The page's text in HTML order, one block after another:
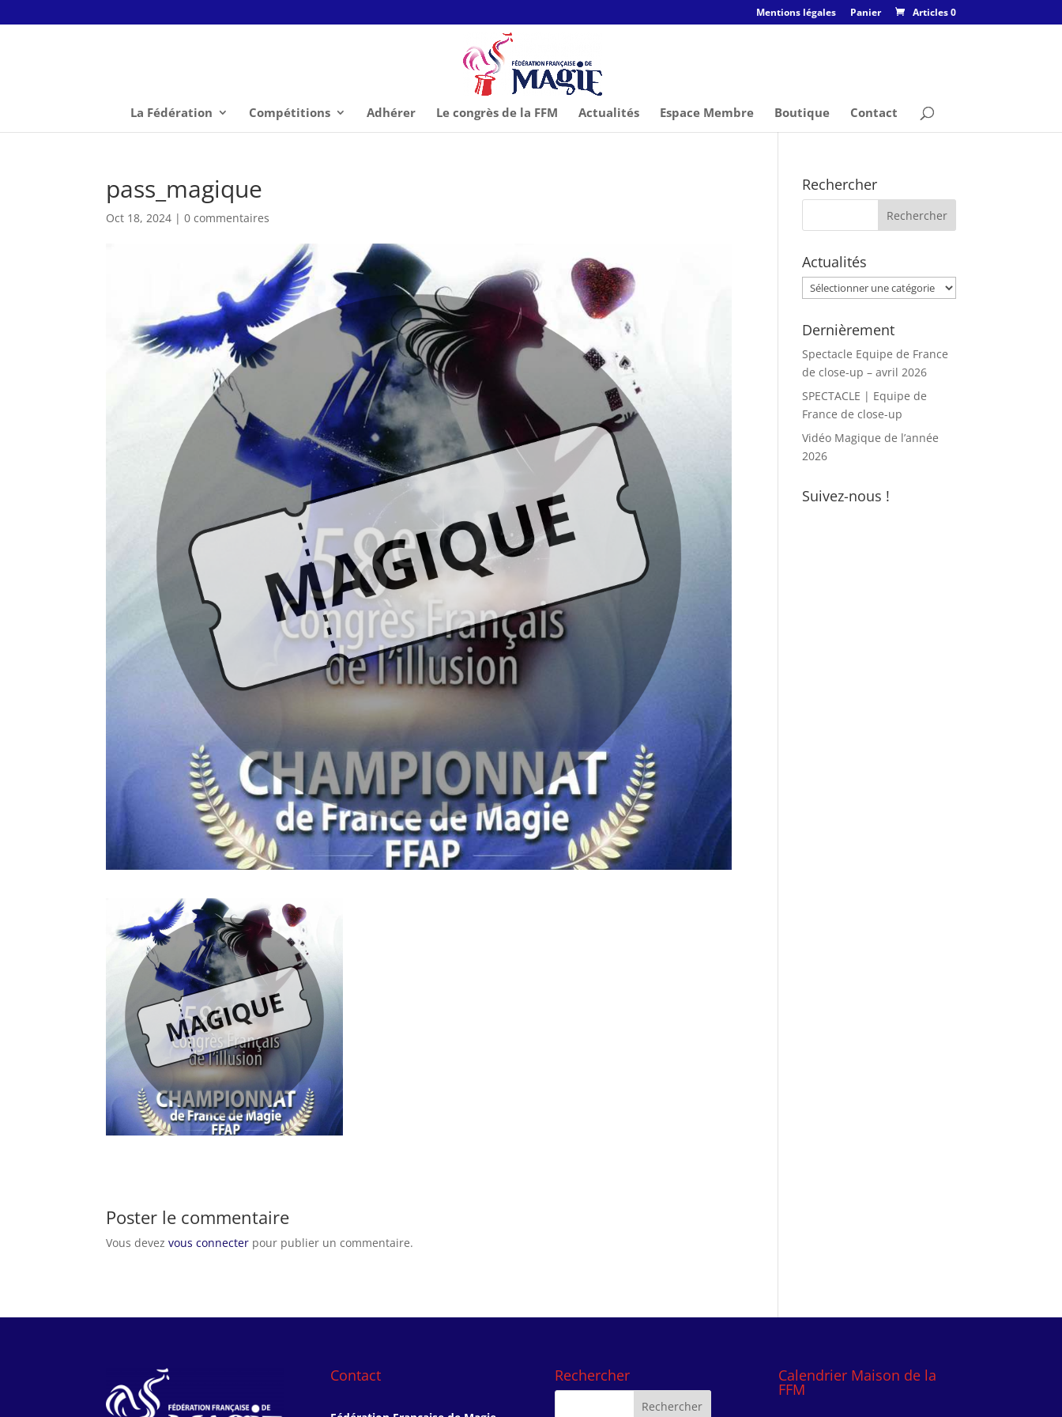
Mentions légales Panier Articles 0
La Fédération Compétitions Adhérer Le congrès de la FFM Actualités Espace Membre Boutique Contact
pass_magique
Oct 18, 2024 |0 commentaires
Poster le commentaire
Vous devezvous connecter pour publier un commentaire.
Rechercher
Actualités
Actualités
Dernièrement
Spectacle Equipe de France
de close-up – avril 2026
SPECTACLE | Equipe de
France de close-up
Vidéo Magique de l’année
2026
Suivez-nous !
Contact Rechercher Calendrier Maison de la
FFM